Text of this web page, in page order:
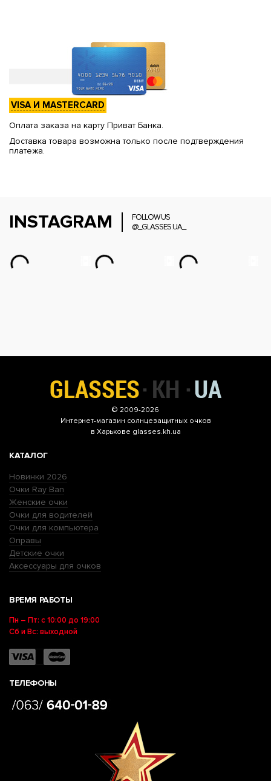
VISA И MASTERCARD
Оплата заказа на карту Приват Банка.
Доставка товара возможна только после подтверждения
платежа.
INSTAGRAM
FOLLOW US
@_GLASSES.UA_
© 2009-2026
Интернет-магазин солнцезащитных очков
в Харькове glasses.kh.ua
КАТАЛОГ
Новинки 2026
Очки Ray Ban
Женские очки
Очки для водителей
Очки для компьютера
Оправы
Детские очки
Аксессуары для очков
ВРЕМЯ РАБОТЫ
Пн – Пт: с 10:00 до 19:00
Сб и Вс: выходной
ТЕЛЕФОНЫ